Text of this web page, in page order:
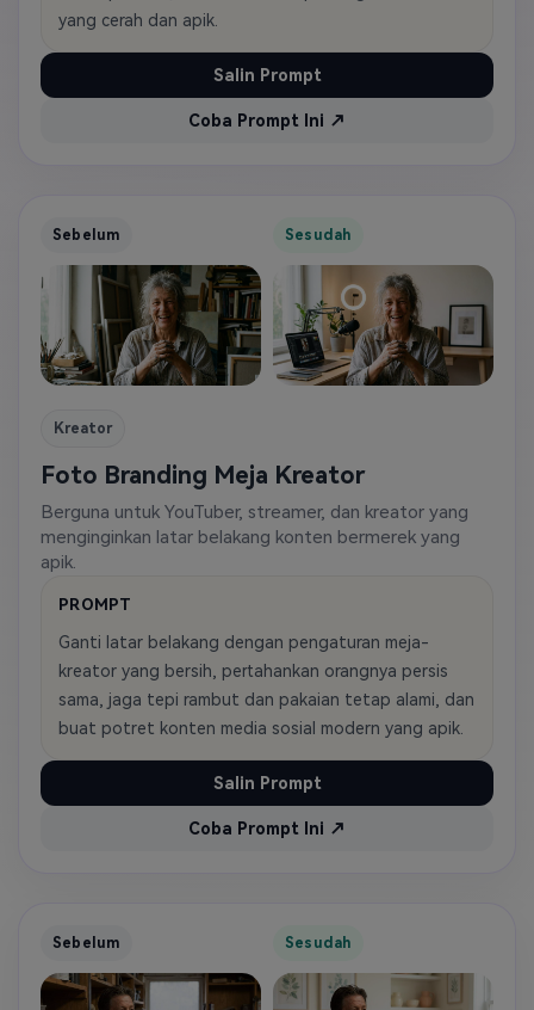
yang cerah dan apik.
Salin Prompt
Coba Prompt Ini ↗
Sebelum Sesudah
Kreator
Foto Branding Meja Kreator
Berguna untuk YouTuber, streamer, dan kreator yang
menginginkan latar belakang konten bermerek yang
apik.
PROMPT
Ganti latar belakang dengan pengaturan meja-
kreator yang bersih, pertahankan orangnya persis
sama, jaga tepi rambut dan pakaian tetap alami, dan
buat potret konten media sosial modern yang apik.
Salin Prompt
Coba Prompt Ini ↗
Sebelum Sesudah